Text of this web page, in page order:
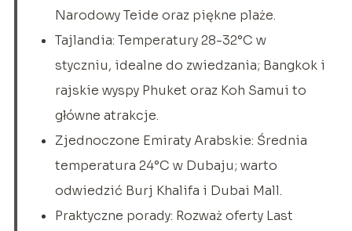
Narodowy Teide oraz piękne plaże.
Tajlandia: Temperatury 28-32°C w
styczniu, idealne do zwiedzania; Bangkok i
rajskie wyspy Phuket oraz Koh Samui to
główne atrakcje.
Zjednoczone Emiraty Arabskie: Średnia
temperatura 24°C w Dubaju; warto
odwiedzić Burj Khalifa i Dubai Mall.
Praktyczne porady: Rozważ oferty Last